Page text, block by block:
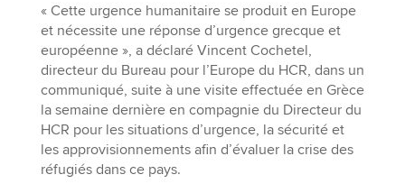
« Cette urgence humanitaire se produit en Europe
et nécessite une réponse d’urgence grecque et
européenne », a déclaré Vincent Cochetel,
directeur du Bureau pour l’Europe du HCR, dans un
communiqué, suite à une visite effectuée en Grèce
la semaine dernière en compagnie du Directeur du
HCR pour les situations d’urgence, la sécurité et
les approvisionnements afin d’évaluer la crise des
réfugiés dans ce pays.